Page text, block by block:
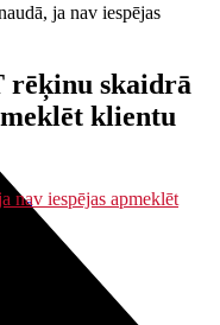
ja nav iespējas
rēķinu skaidrā
klientu
nav iespējas apmeklēt